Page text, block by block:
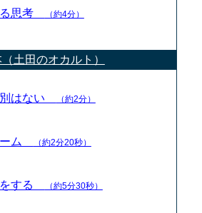
る思考 （約4分）
土田のオカルト）
別はない （約2分）
ーム （約2分20秒）
をする （約5分30秒）